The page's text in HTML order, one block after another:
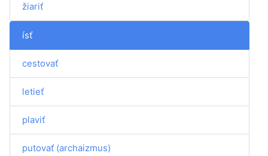
žiariť
ísť
cestovať
letieť
plaviť
putovať (archaizmus)